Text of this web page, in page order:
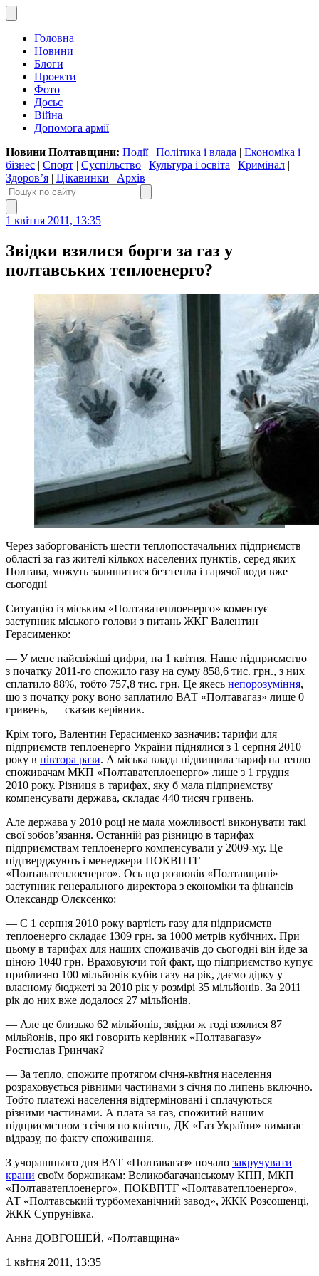
Головна
Новини
Блоги
Проекти
Фото
Досьє
Війна
Допомога армії
Новини Полтавщини: Події| Політика і влада | Економіка і
бізнес | Спорт | Суспільство | Культура і освіта | Кримінал |
Здоров’я | Цікавинки | Архів
1 квітня 2011, 13:35
Звідки взялися борги за газ у
полтавських теплоенерго?
Через заборгованість шести теплопостачальних підприємств
області за газ жителі кількох населених пунктів, серед яких
Полтава, можуть залишитися без тепла і гарячої води вже
сьогодні
Ситуацію із міським «Полтаватеплоенерго» коментує
заступник міського голови з питань ЖКГ Валентин
Герасименко:
— У мене найсвіжіші цифри, на 1 квітня. Наше підприємство
з початку 2011-го спожило газу на суму 858,6 тис. грн., з них
сплатило 88%, тобто 757,8 тис. грн. Це якесь непорозуміння,
що з початку року воно заплатило ВАТ «Полтавагаз» лише 0
гривень, — сказав керівник.
Крім того, Валентин Герасименко зазначив: тарифи для
підприємств теплоенерго України піднялися з 1 серпня 2010
року в півтора рази. А міська влада підвищила тариф на тепло
споживачам МКП «Полтаватеплоенерго» лише з 1 грудня
2010 року. Різниця в тарифах, яку б мала підприємству
компенсувати держава, складає 440 тисяч гривень.
Але держава у 2010 році не мала можливості виконувати такі
свої зобов’язання. Останній раз різницю в тарифах
підприємствам теплоенерго компенсували у 2009-му. Це
підтверджують і менеджери ПОКВПТГ
«Полтаватеплоенерго». Ось що розповів «Полтавщині»
заступник генерального директора з економіки та фінансів
Олександр Олєксенко:
— С 1 серпня 2010 року вартість газу для підприємств
теплоенерго складає 1309 грн. за 1000 метрів кубічних. При
цьому в тарифах для наших споживачів до сьогодні він йде за
ціною 1040 грн. Враховуючи той факт, що підприємство купує
приблизно 100 мільйонів кубів газу на рік, даємо дірку у
власному бюджеті за 2010 рік у розмірі 35 мільйонів. За 2011
рік до них вже додалося 27 мільйонів.
— Але це близько 62 мільйонів, звідки ж тоді взялися 87
мільйонів, про які говорить керівник «Полтавагазу»
Ростислав Гринчак?
— За тепло, спожите протягом січня-квітня населення
розраховується рівними частинами з січня по липень включно.
Тобто платежі населення відтерміновані і сплачуються
різними частинами. А плата за газ, спожитий нашим
підприємством з січня по квітень, ДК «Газ України» вимагає
відразу, по факту споживання.
З учорашнього дня ВАТ «Полтавагаз» почало закручувати
крани своїм боржникам: Великобагачанському КПП, МКП
«Полтаватеплоенерго», ПОКВПТГ «Полтаватеплоенерго»,
АТ «Полтавський турбомеханічний завод», ЖКК Розсошенці,
ЖКК Супрунівка.
Анна ДОВГОШЕЙ, «Полтавщина»
1 квітня 2011, 13:35